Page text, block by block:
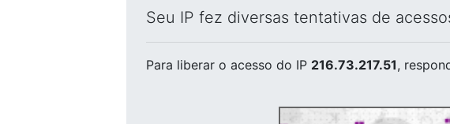
Seu IP fez diversas tentativas de
Para liberar o acesso do IP 216.73.217.51,